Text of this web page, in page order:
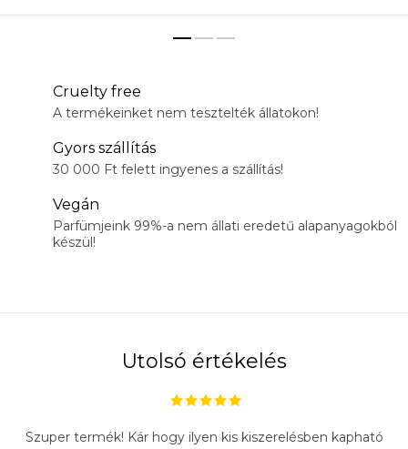
Cruelty free
A termékeinket nem tesztelték állatokon!
Gyors szállítás
30 000 Ft felett ingyenes a szállítás!
Vegán
Parfümjeink 99%-a nem állati eredetű alapanyagokból
készül!
Utolsó értékelés
Szuper termék! Kár hogy ilyen kis kiszerelésben kapható